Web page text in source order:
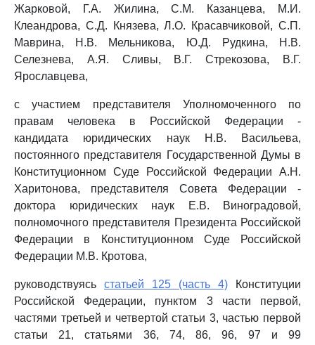
Жарковой, Г.А. Жилина, С.М. Казанцева, М.И.
Клеандрова, С.Д. Князева, Л.О. Красавчиковой, С.П.
Маврина, Н.В. Мельникова, Ю.Д. Рудкина, Н.В.
Селезнева, А.Я. Сливы, В.Г. Стрекозова, В.Г.
Ярославцева,
с участием представителя Уполномоченного по
правам человека в Российской Федерации -
кандидата юридических наук Н.В. Васильева,
постоянного представителя Государственной Думы в
Конституционном Суде Российской Федерации А.Н.
Харитонова, представителя Совета Федерации -
доктора юридических наук Е.В. Виноградовой,
полномочного представителя Президента Российской
Федерации в Конституционном Суде Российской
Федерации М.В. Кротова,
руководствуясь статьей 125 (часть 4) Конституции
Российской Федерации, пунктом 3 части первой,
частями третьей и четвертой статьи 3, частью первой
статьи 21, статьями 36, 74, 86, 96, 97 и 99